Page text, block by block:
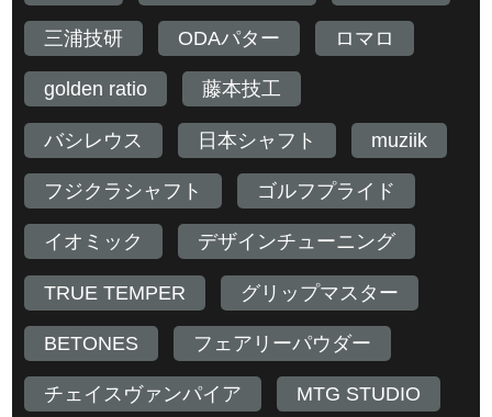
三浦技研 ODAパター ロマロ
golden ratio 藤本技工
バシレウス 日本シャフト muziik
フジクラシャフト ゴルフプライド
イオミック デザインチューニング
TRUE TEMPER グリップマスター
BETONES フェアリーパウダー
チェイスヴァンパイア MTG STUDIO